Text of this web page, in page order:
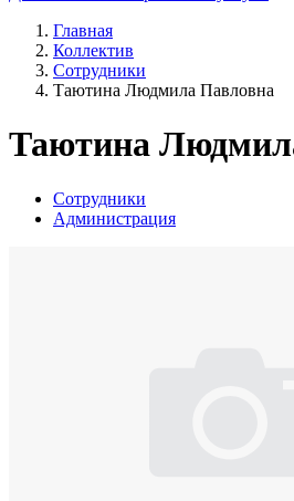
Главная
Коллектив
Сотрудники
Таютина Людмила Павловна
Таютина
Сотрудники
Администрация